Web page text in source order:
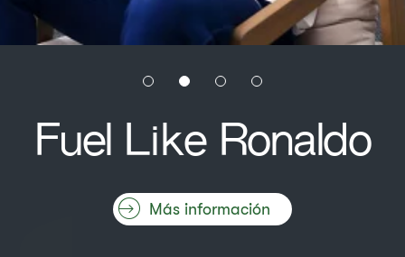
Fuel Like Ronaldo
Más información